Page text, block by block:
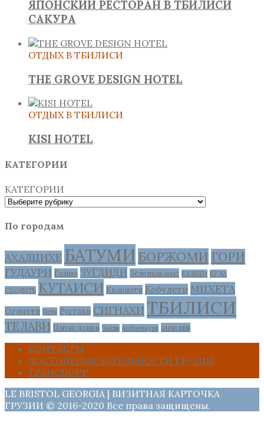
ЯПОНСКИЙ РЕСТОРАН В ТБИЛИСИ
САКУРА
ОТДЫХ В ТБИЛИСИ
THE GROVE DESIGN HOTEL
ОТДЫХ В ТБИЛИСИ
KISI HOTEL
КАТЕГОРИИ
КАТЕГОРИИ
По городам
АХАЛЦИХЕ БАТУМИ БОРЖОМИ ГОРИ
ГУДАУРИ Гонио ЗУГДИДИ Зеленый мыс КАЗБЕГИ КУДА
СХОДИТЬ КУТАИСИ Квариати Кобулети МЦХЕТА
Озургети Поти Рустави СИГНАХИ ТБИЛИСИ
ТЕЛАВИ Цихисдзири Чакви амбролаури анаклия
КОНТАКТЫ
ДОСТОПРИМЕЧАТЕЛЬНОСТИ ГРУЗИИ
ТРАНСПОРТ
LE BRISTOL GEORGIA | ВИЗИТНАЯ КАРТОЧКА
ГРУЗИИ © 2016-2020 Все права защищены.